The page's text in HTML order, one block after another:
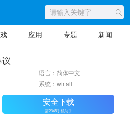
应用 专题 新闻
语言：简体中文
系统：winall
安全下载
需2345手机助手